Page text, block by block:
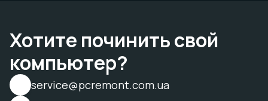
Хотите починить свой
компьютер?
service@pcremont.com.ua